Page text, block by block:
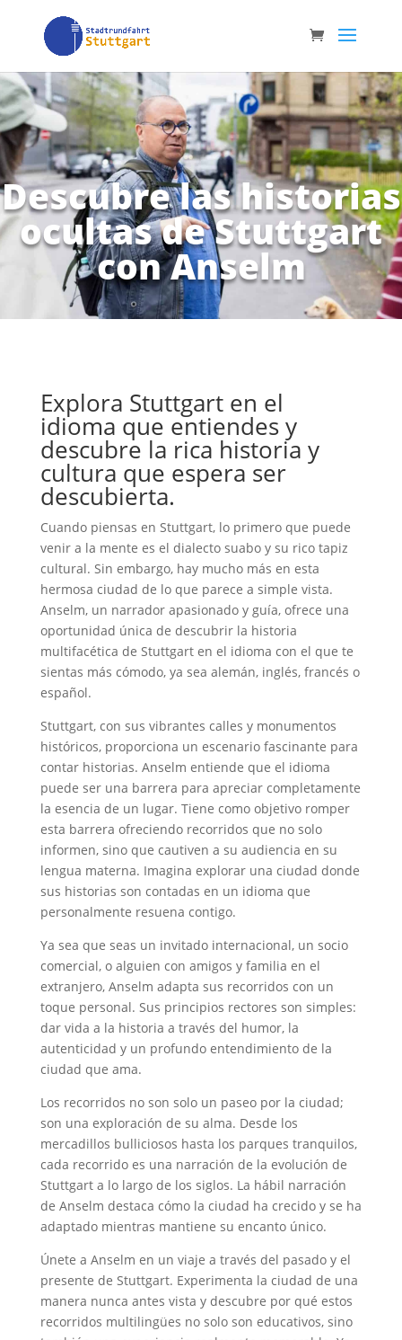
Descubre las historias
ocultas de Stuttgart
con Anselm
Explora Stuttgart en el
idioma que entiendes y
descubre la rica historia y
cultura que espera ser
descubierta.
Cuando piensas en Stuttgart, lo primero que puede
venir a la mente es el dialecto suabo y su rico tapiz
cultural. Sin embargo, hay mucho más en esta
hermosa ciudad de lo que parece a simple vista.
Anselm, un narrador apasionado y guía, ofrece una
oportunidad única de descubrir la historia
multifacética de Stuttgart en el idioma con el que te
sientas más cómodo, ya sea alemán, inglés, francés o
español.
Stuttgart, con sus vibrantes calles y monumentos
históricos, proporciona un escenario fascinante para
contar historias. Anselm entiende que el idioma
puede ser una barrera para apreciar completamente
la esencia de un lugar. Tiene como objetivo romper
esta barrera ofreciendo recorridos que no solo
informen, sino que cautiven a su audiencia en su
lengua materna. Imagina explorar una ciudad donde
sus historias son contadas en un idioma que
personalmente resuena contigo.
Ya sea que seas un invitado internacional, un socio
comercial, o alguien con amigos y familia en el
extranjero, Anselm adapta sus recorridos con un
toque personal. Sus principios rectores son simples:
dar vida a la historia a través del humor, la
autenticidad y un profundo entendimiento de la
ciudad que ama.
Los recorridos no son solo un paseo por la ciudad;
son una exploración de su alma. Desde los
mercadillos bulliciosos hasta los parques tranquilos,
cada recorrido es una narración de la evolución de
Stuttgart a lo largo de los siglos. La hábil narración
de Anselm destaca cómo la ciudad ha crecido y se ha
adaptado mientras mantiene su encanto único.
Únete a Anselm en un viaje a través del pasado y el
presente de Stuttgart. Experimenta la ciudad de una
manera nunca antes vista y descubre por qué estos
recorridos multilingües no solo son educativos, sino